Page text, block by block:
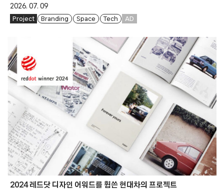
2026. 07. 09
Project Branding Space Tech AD
2024 레드닷 디자인 어워드를 휩쓴 현대차의 프로젝트